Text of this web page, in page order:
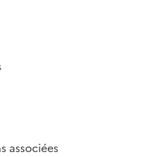
associées